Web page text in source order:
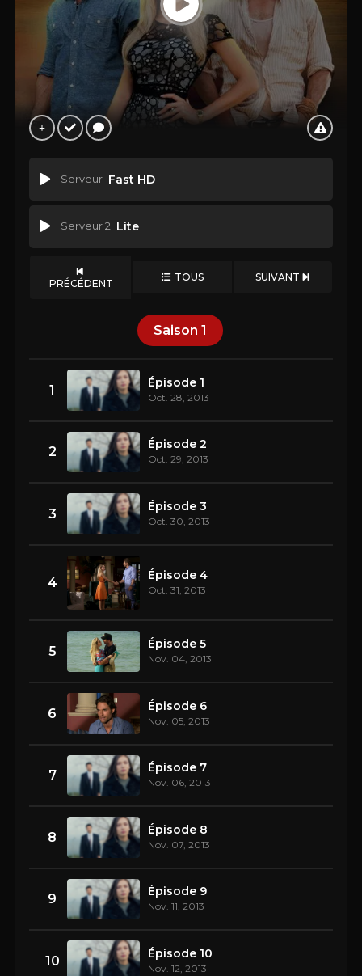
Serveur Fast HD
Serveur 2 Lite
PRÉCÉDENT TOUS SUIVANT
Saison 1
1 Épisode 1
Oct. 28, 2013
2 Épisode 2
Oct. 29, 2013
3 Épisode 3
Oct. 30, 2013
4 Épisode 4
Oct. 31, 2013
5 Épisode 5
Nov. 04, 2013
6 Épisode 6
Nov. 05, 2013
7 Épisode 7
Nov. 06, 2013
8 Épisode 8
Nov. 07, 2013
9 Épisode 9
Nov. 11, 2013
10 Épisode 10
Nov. 12, 2013